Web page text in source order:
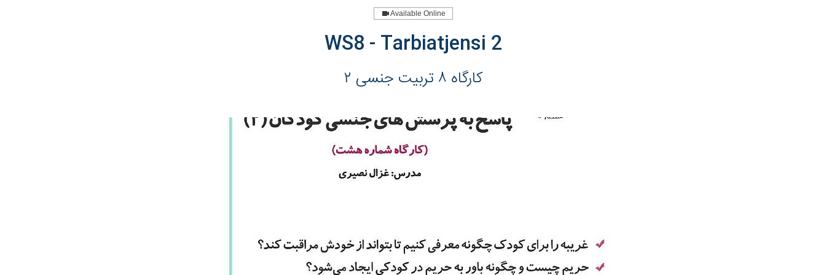
Available Online
WS8 - Tarbiatjensi 2
کارگاه ٨ تربیت جنسی ٢